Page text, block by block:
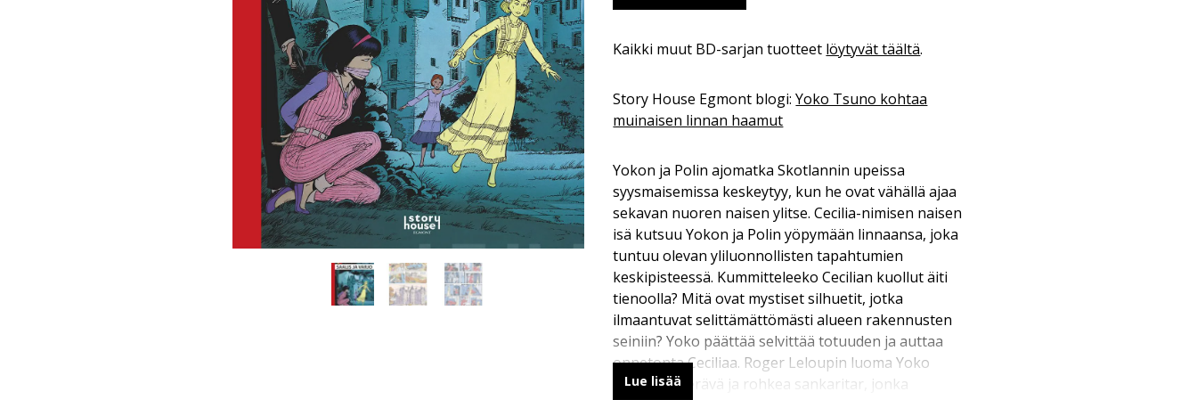
Kaikki muut BD-sarjan tuotteet löytyvät täältä.
Story House Egmont blogi:Yoko Tsuno kohtaa
muinaisen linnan haamut
Yokon ja Polin ajomatka Skotlannin upeissa
syysmaisemissa keskeytyy, kun he ovat vähällä ajaa
sekavan nuoren naisen ylitse. Cecilia-nimisen naisen
isä kutsuu Yokon ja Polin yöpymään linnaansa, joka
tuntuu olevan yliluonnollisten tapahtumien
keskipisteessä. Kummitteleeko Cecilian kuollut äiti
tienoolla? Mitä ovat mystiset silhuetit, jotka
ilmaantuvat selittämättömästi alueen rakennusten
seiniin? Yoko päättää selvittää totuuden ja auttaa
onnetonta Ceciliaa. Roger Leloupin luoma Yoko
Tsuno on terävä ja rohkea sankaritar, jonka
Lue lisää